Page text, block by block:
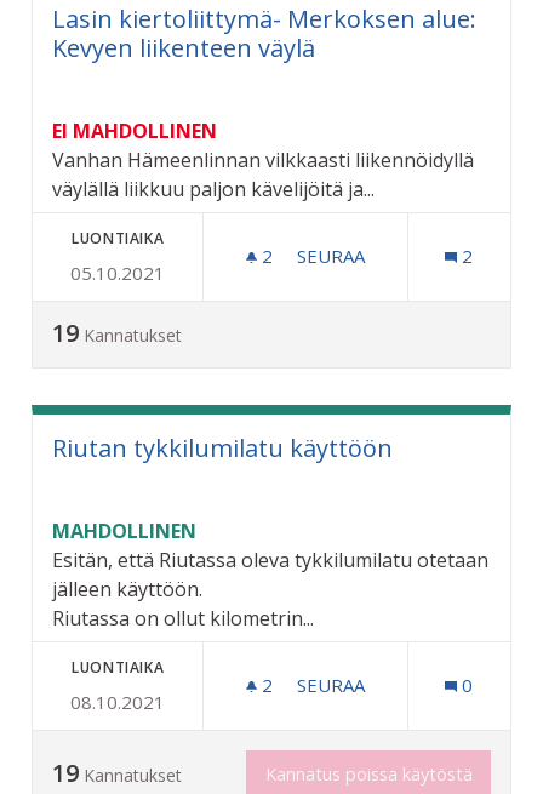
Lasin kiertoliittymä- Merkoksen alue:
Kevyen liikenteen väylä
EI MAHDOLLINEN
Vanhan Hämeenlinnan vilkkaasti liikennöidyllä
väylällä liikkuu paljon kävelijöitä ja...
LUONTIAIKA
05.10.2021
2 2 SEURAAJAA
SEURAA 2
19 Kannatukset
Riutan tykkilumilatu käyttöön
MAHDOLLINEN
Esitän, että Riutassa oleva tykkilumilatu otetaan
jälleen käyttöön.
Riutassa on ollut kilometrin...
LUONTIAIKA
08.10.2021
2 2 SEURAAJAA
SEURAA 0
19 Kannatukset Kannatus poissa käytöstä